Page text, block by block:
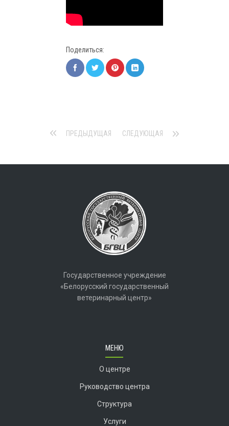
Поделиться:
ПРЕДЫДУЩАЯ СЛЕДУЮЩАЯ
Государственное учреждение
«Белорусский государственный
ветеринарный центр»
МЕНЮ
О центре
Руководство центра
Структура
Услуги